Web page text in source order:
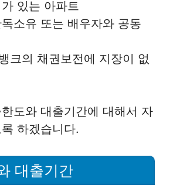
있는 아파트
소유 또는 배우자와 공동
크의 채권보전에 지장이 없
도와 대출기간에 대해서 자
하겠습니다.
대출기간